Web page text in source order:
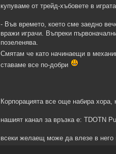
купуваме от трейд-хъбовете в
- Във времето, което сме заедно
вражи играчи. Въпреки
позеленява.
Смятам че като начинаещи в
ставаме все по-добри
Корпорацията все още набира хора,
нашият канал за връзка е: TDOTN
всеки желаещ може да влезе в